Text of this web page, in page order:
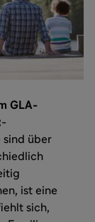
GLA-
sind über
ist eine
sich,